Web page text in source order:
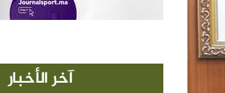
آخر الأخبار